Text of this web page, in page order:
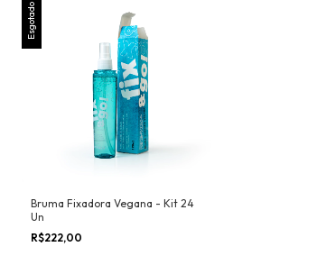
Esgotado
Bruma Fixadora Vegana - Kit 24
Un
R$222,00